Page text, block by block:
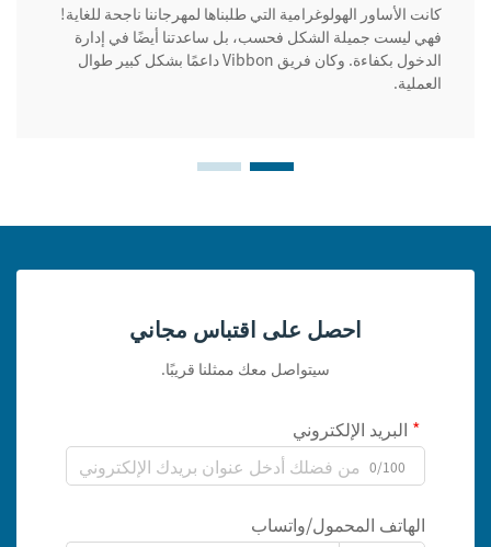
كانت الأساور الهولوغرامية التي طلبناها لمهرجاننا ناجحة للغاية!
فهي ليست جميلة الشكل فحسب، بل ساعدتنا أيضًا في إدارة
الدخول بكفاءة. وكان فريق Vibbon داعمًا بشكل كبير طوال
العملية.
احصل على اقتباس مجاني
سيتواصل معك ممثلنا قريبًا.
البريد الإلكتروني
0/100
الهاتف المحمول/واتساب